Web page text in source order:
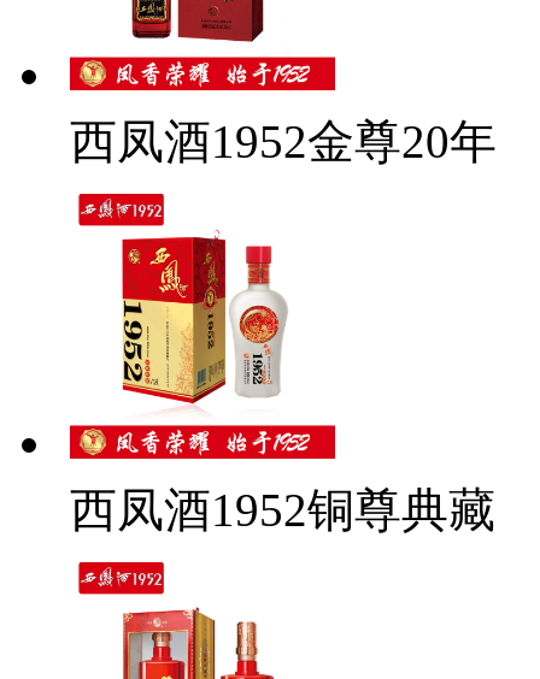
西凤酒1952金尊20年
西凤酒1952铜尊典藏